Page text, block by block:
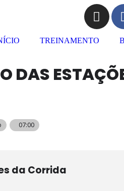
TREINAMENTO
DAS
07:00
da Corrida